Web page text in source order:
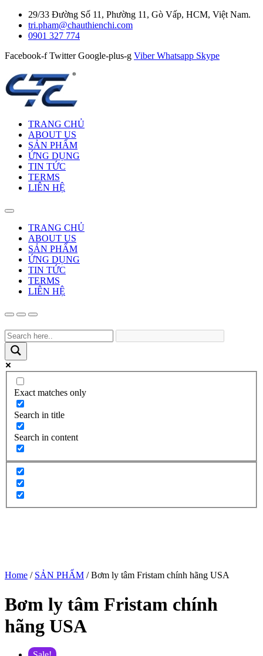
29/33 Đường Số 11, Phường 11, Gò Vấp, HCM, Việt Nam.
tri.pham@chauthienchi.com
0901 327 774
Facebook-f Twitter Google-plus-g Viber Whatsapp Skype
TRANG CHỦ
ABOUT US
SẢN PHẨM
ỨNG DỤNG
TIN TỨC
TERMS
LIÊN HỆ
TRANG CHỦ
ABOUT US
SẢN PHẨM
ỨNG DỤNG
TIN TỨC
TERMS
LIÊN HỆ
Exact matches only
Search in title
Search in content
Home / SẢN PHẨM / Bơm ly tâm Fristam chính hãng USA
Bơm ly tâm Fristam chính
hãng USA